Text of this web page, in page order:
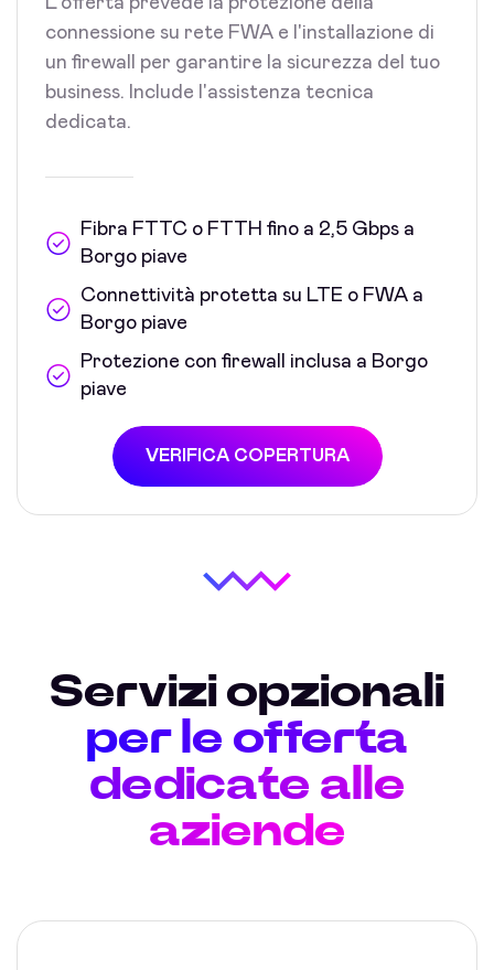
connessione su rete FWA e l'installazione di
un firewall per garantire la sicurezza del tuo
business. Include l'assistenza tecnica
dedicata.
Fibra FTTC o FTTH fino a 2,5 Gbps a
Borgo piave
Connettività protetta su LTE o FWA a
Borgo piave
Protezione con firewall inclusa a Borgo
piave
VERIFICA COPERTURA
Servizi opzionali
per le offerta
dedicate alle
aziende